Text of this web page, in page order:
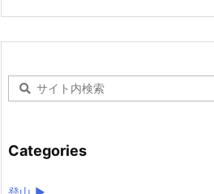
Categories